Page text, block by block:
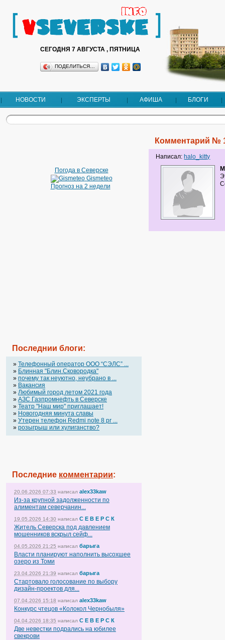
СЕГОДНЯ 7 АВГУСТА , ПЯТНИЦА
ПОДЕЛИТЬСЯ…
НОВОСТИ ЭКСПЕРТЫ АФИША БЛОГИ
Погода в Северске
Gismeteo
Прогноз на 2 недели
Последнии блоги:
» Телефонный оператор OOO “СЭЛС” ...
» Блинная "Блин.Сковородка"
» почему так неуютно, неубрано в ...
» Вакансия
» Любимый город летом 2021 года
» АЗС Газпромнефть в Северске
» Театр "Наш мир" приглашает!
» Новогодняя минута славы
» Утерен телефон Redmi note 8 pr ...
» розыгрыш или хулиганство?
Последние комментарии:
20.06.2026 07:33 написал alex33kaw
Из-за крупной задолженности по
алиментам северчанин...
19.05.2026 14:30 написал С Е В Е Р С К
Житель Северска под давлением
мошенников вскрыл сейф...
04.05.2026 21:25 написал барыга
Власти планируют наполнить высохшее
озеро из Томи
23.04.2026 21:39 написал барыга
Стартовало голосование по выбору
дизайн-проектов для...
07.04.2026 15:18 написал alex33kaw
Конкурс чтецов «Колокол Чернобыля»
04.04.2026 18:35 написал С Е В Е Р С К
Две невестки подрались на юбилее
свекрови
Комментарий №
Написал: halo_kitty